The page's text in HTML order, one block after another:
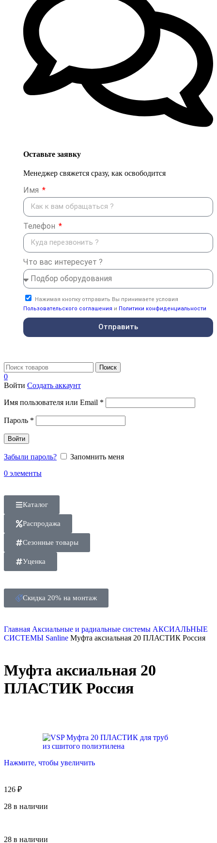
Оставьте заявку
Менеджер свяжется сразу, как освободится
Имя
Телефон
Что вас интересует ?
Нажимая кнопку отправить Вы принимаете условия
Пользовательского соглашения и Политики конфиденциальности
Отправить
Поиск
0
Войти Создать аккаунт
Имя пользователя или Email *
Пароль *
Войти
Забыли пароль?
Запомнить меня
0 элементы
Каталог
Распродажа
Сезонные товары
Уценка
Скидка 20% на монтаж
Главная Аксиальные и радиальные системы АКСИАЛЬНЫЕ
СИСТЕМЫ Sanline Муфта аксиальная 20 ПЛАСТИК Россия
Муфта аксиальная 20
ПЛАСТИК Россия
Нажмите, чтобы увеличить
126 ₽
28 в наличии
28 в наличии